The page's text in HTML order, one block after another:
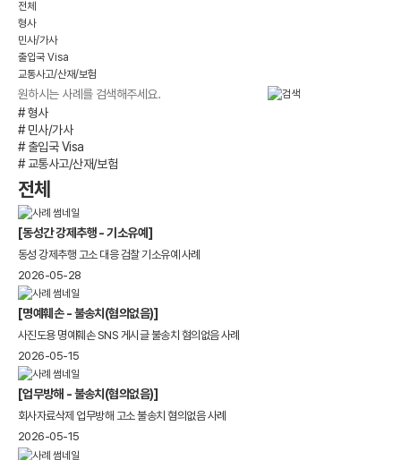
전체
형사
민사/가사
출입국 Visa
교통사고/산재/보험
# 형사
# 민사/가사
# 출입국 Visa
# 교통사고/산재/보험
전체
[동성간 강제추행 - 기소유예]
동성 강제추행 고소 대응 검찰 기소유예 사례
2026-05-28
[명예훼손 - 불송치(혐의없음)]
사진도용 명예훼손 SNS 게시글 불송치 혐의없음 사례
2026-05-15
[업무방해 - 불송치(혐의없음)]
회사자료삭제 업무방해 고소 불송치 혐의없음 사례
2026-05-15